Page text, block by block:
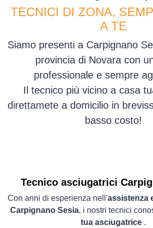
TECNICI DI ZONA,
A TE
Siamo presenti a Carpignano
provincia di Novara con
professionale e sempre
Il tecnico più vicino a casa
direttamete a domicilio in
basso costo!
Tecnico asciugatrici
Con anni di esperienza nell'assistenza
Carpignano Sesia, i nostri tecnici
tua asciugatrice .